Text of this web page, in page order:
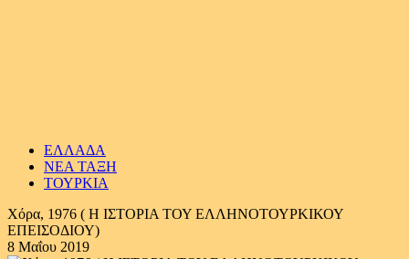
ΕΛΛΑΔΑ
ΝΕΑ ΤΑΞΗ
ΤΟΥΡΚΙΑ
Χόρα, 1976 ( Η ΙΣΤΟΡΙΑ ΤΟΥ ΕΛΛΗΝΟΤΟΥΡΚΙΚΟΥ
ΕΠΕΙΣΟΔΙΟΥ)
8 Μαΐου 2019